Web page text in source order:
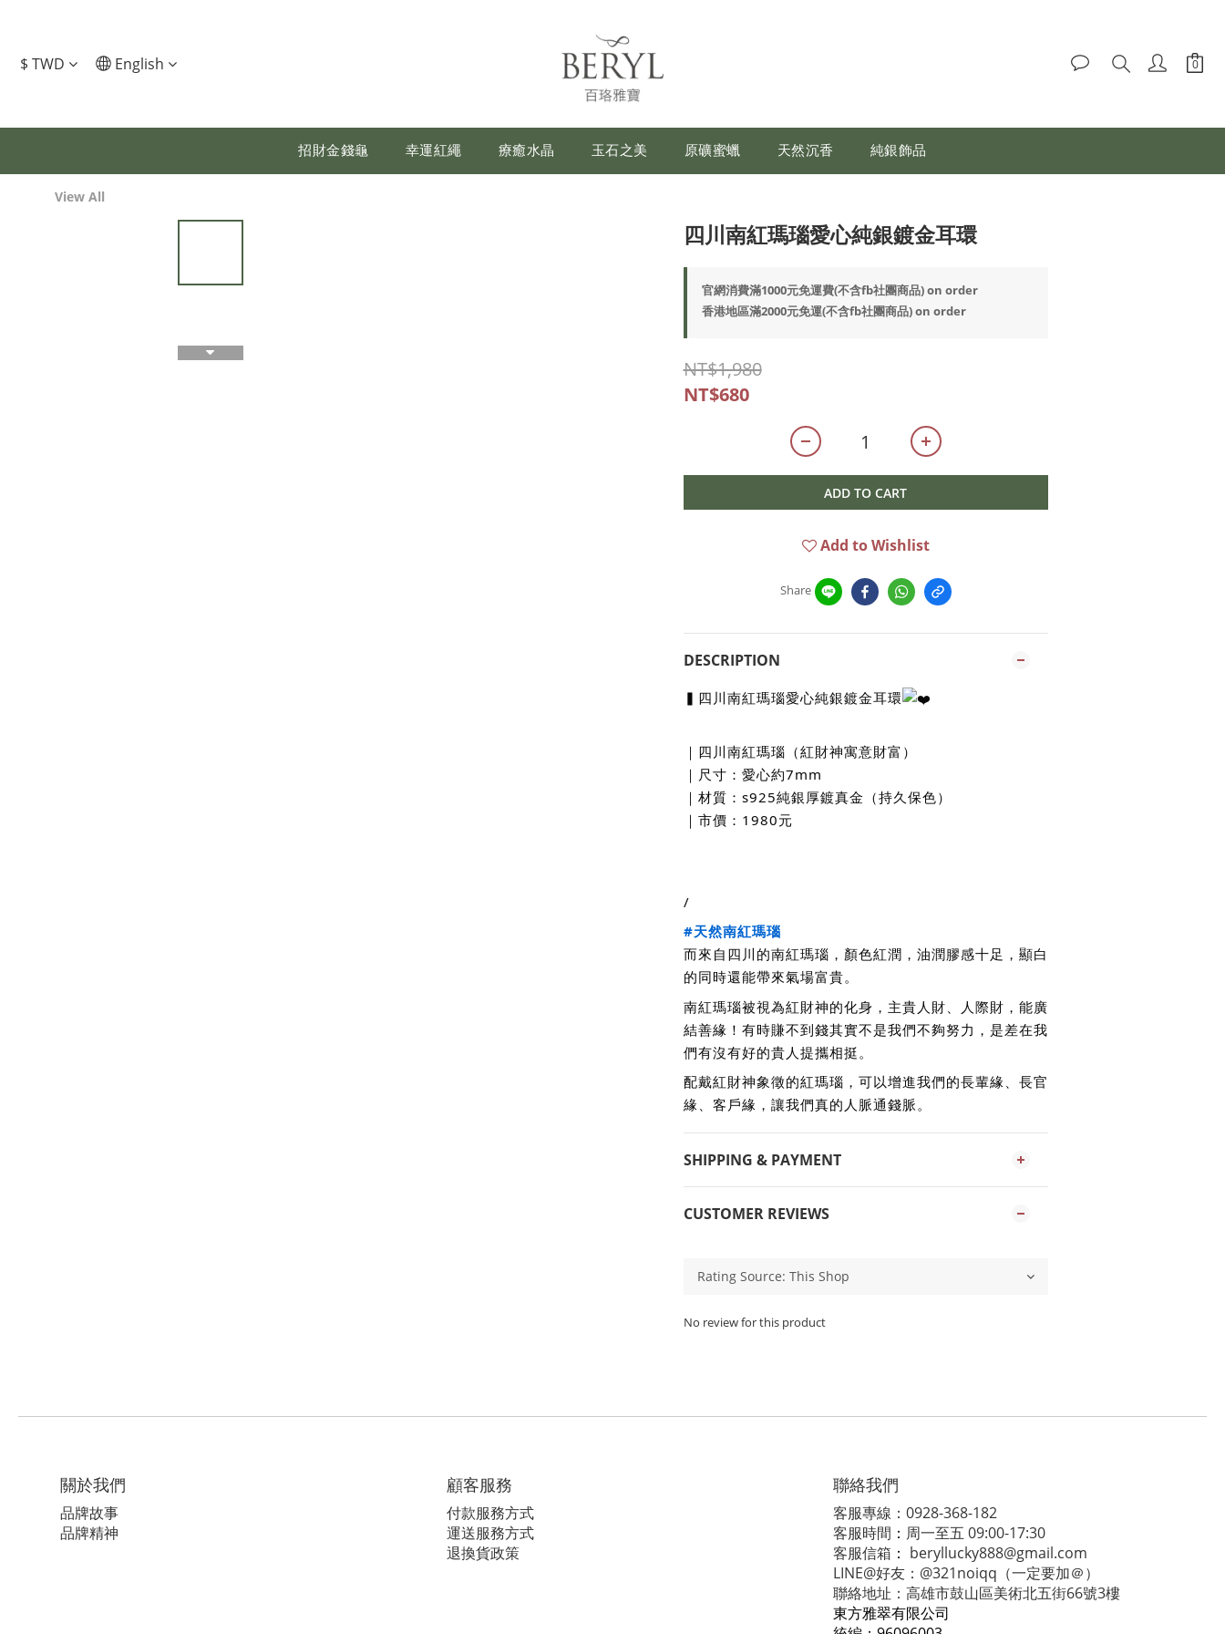
$ TWD English
招財金錢龜 幸運紅繩 療癒水晶 玉石之美 原礦蜜蠟 天然沉香 純銀飾品
View All
四川南紅瑪瑙愛心純銀鍍金耳環
官網消費滿1000元免運費(不含fb社團商品) on order
香港地區滿2000元免運(不含fb社團商品) on order
NT$1,980
NT$680
ADD TO CART
Add to Wishlist
Share
DESCRIPTION
▍四川南紅瑪瑙愛心純銀鍍金耳環
｜四川南紅瑪瑙（紅財神寓意財富）
｜尺寸：愛心約7mm
｜材質：s925純銀厚鍍真金（持久保色）
｜市價：1980元
/
#天然南紅瑪瑙
而來自四川的南紅瑪瑙，顏色紅潤，油潤膠感十足，顯白
的同時還能帶來氣場富貴。
南紅瑪瑙被視為紅財神的化身，主貴人財、人際財，能廣
結善緣！有時賺不到錢其實不是我們不夠努力，是差在我
們有沒有好的貴人提攜相挺。
配戴紅財神象徵的紅瑪瑙，可以增進我們的長輩緣、長官
緣、客戶緣，讓我們真的人脈通錢脈。
SHIPPING & PAYMENT
CUSTOMER REVIEWS
No review for this product
關於我們
品牌故事
品牌精神
顧客服務
付款服務方式
運送服務方式
退換貨政策
聯絡我們
客服專線：0928-368-182
客服時間 ： 周一至五 09:00-17:30
客服信箱 ： beryllucky888@gmail.com
LINE@好友：@321noiqq（一定要加＠）
聯絡地址：高雄市鼓山區美術北五街66號3樓
東方雅翠有限公司